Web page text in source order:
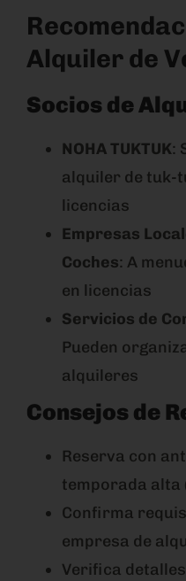
Alquiler de
Socios de
NOHA TUKTUK:
alquiler de tuk-
licencias
Empresas
Coches: A
en licencias
Servicios de
Pueden
alquileres
Consejos de
Reserva con
temporada alta
Confirma
empresa de
Verifica